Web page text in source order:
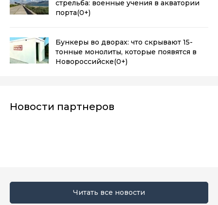
стрельба: военные учения в акватории
порта(0+)
Бункеры во дворах: что скрывают 15-
тонные монолиты, которые появятся в
Новороссийске(0+)
Новости партнеров
Читать все новости